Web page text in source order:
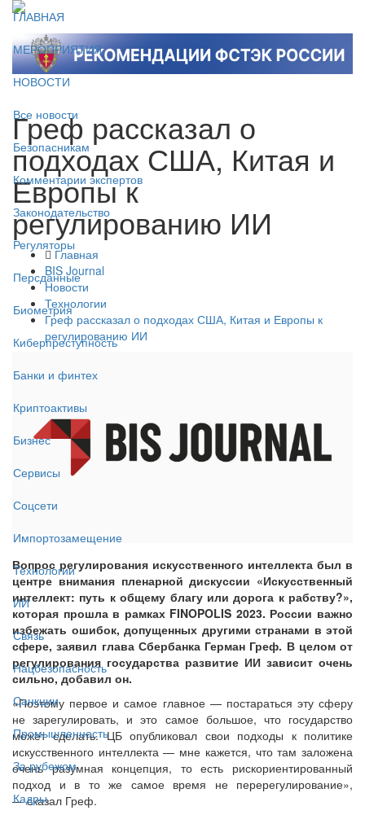
ГЛАВНАЯ
МЕРОПРИЯТИЯ
НОВОСТИ
Все новости
Безопасникам
Комментарии экспертов
Законодательство
Регуляторы
Персданные
Биометрия
Киберпреступность
Банки и финтех
Криптоактивы
Бизнес
Сервисы
Соцсети
Импортозамещение
Технологии
ИИ
Связь
Нацбезопасность
Санкции
Промышленность
За рубежом
Кадры
Греф рассказал о
подходах США, Китая и
Европы к
регулированию ИИ
Главная
BIS Journal
Новости
Технологии
Греф рассказал о подходах США, Китая и Европы к
регулированию ИИ
Вопрос регулирования искусственного интеллекта был в
центре внимания пленарной дискуссии «Искусственный
интеллект: путь к общему благу или дорога к рабству?»,
которая прошла в рамках FINOPOLIS 2023. России важно
избежать ошибок, допущенных другими странами в этой
сфере, заявил глава Сбербанка Герман Греф. В целом от
регулирования государства развитие ИИ зависит очень
сильно, добавил он.
«Поэтому первое и самое главное — постараться эту сферу
не зарегулировать, и это самое большое, что государство
может сделать. ЦБ опубликовал свои подходы к политике
искусственного интеллекта — мне кажется, что там заложена
очень разумная концепция, то есть рискориентированный
подход и в то же самое время не перерегулирование»,
— сказал Греф.